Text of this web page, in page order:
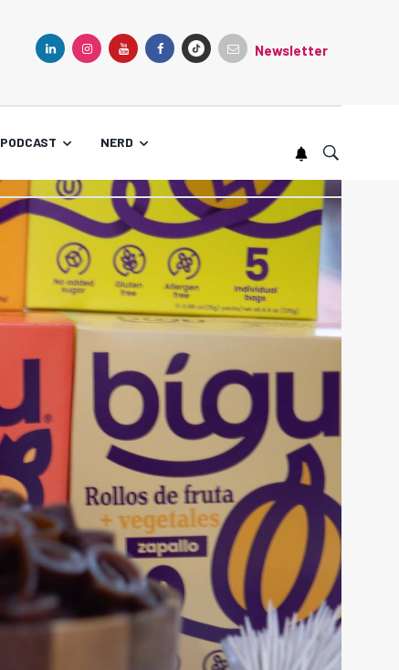
Newsletter
PODCAST NERD